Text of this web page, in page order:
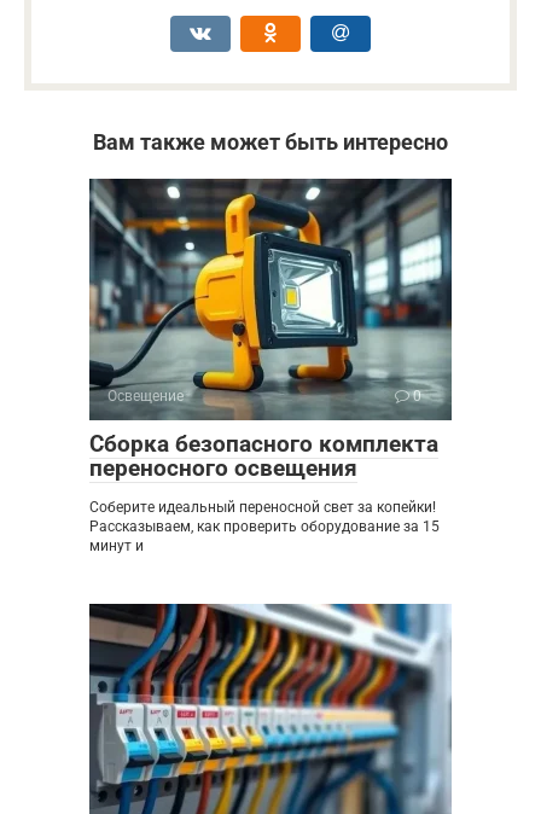
Вам также может быть интересно
Освещение 0
Сборка безопасного комплекта
переносного освещения
Соберите идеальный переносной свет за копейки!
Рассказываем, как проверить оборудование за 15
минут и